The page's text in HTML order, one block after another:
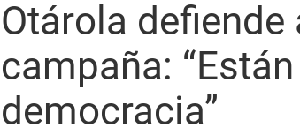
Otárola
campaña:
democracia”